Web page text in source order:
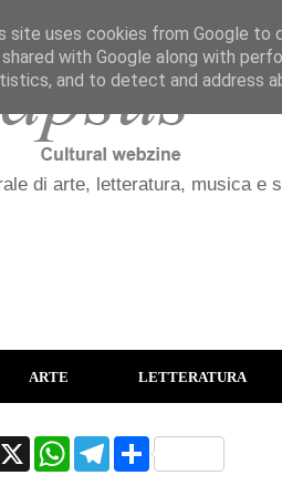
di arte, letteratura, musica e
ARTE LETTERATURA
X
W
T
S
h
site uses cookies from Google to
with Google along with
and to detect and address